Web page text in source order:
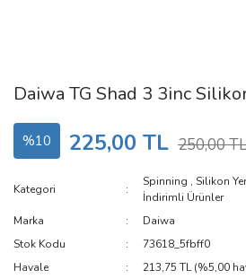
Daiwa TG Shad 3 3inc
%10 225,00 TL 250,00 TL
Kategori
Spinning ,Silikon
İndirimli Ürünler
Marka
Daiwa
Stok Kodu
73618_5fbff0
Havale
213,75 TL (%5,00